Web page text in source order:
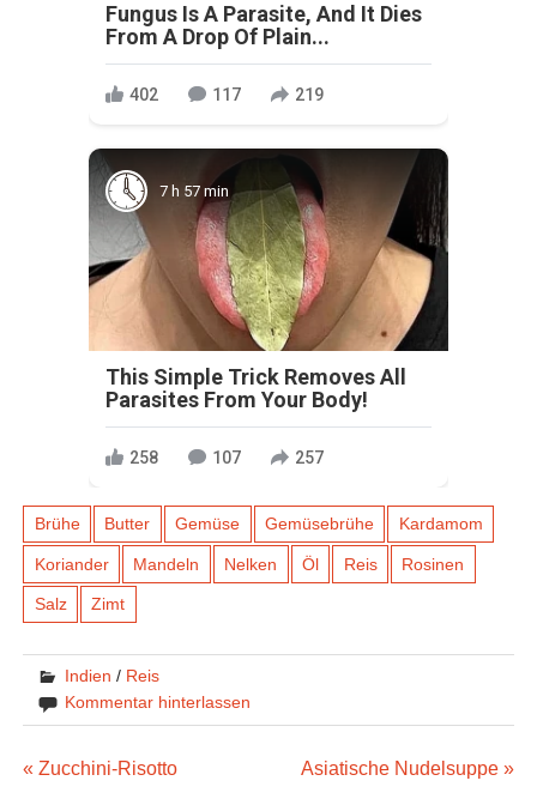
Fungus Is A Parasite, And It Dies
From A Drop Of Plain...
402 117 219
7 h 57 min
This Simple Trick Removes All
Parasites From Your Body!
258 107 257
Brühe Butter Gemüse Gemüsebrühe Kardamom
Koriander Mandeln Nelken Öl Reis Rosinen
Salz Zimt
Indien / Reis
Kommentar hinterlassen
Beitragsnavigation
« Zucchini-Risotto Asiatische Nudelsuppe »